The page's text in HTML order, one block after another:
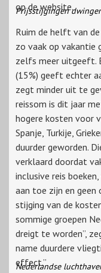
op de website.
Prijsstijgingen
Ruim de helft van
zo vaak op vakantie
zelfs meer uitgeeft.
(15%) geeft echter
zegt minder uit te
reissom is dit jaar
hogere kosten voor
Spanje, Turkije,
duurder geworden.
verklaard doordat
inclusive reis
aan toe zijn en geen
stijging van de
sommige groepen
dreigt te worden”,
name duurdere
effect.”
Nederlandse